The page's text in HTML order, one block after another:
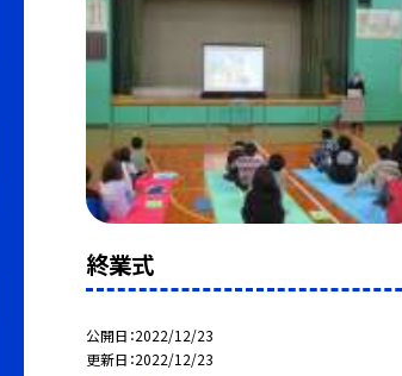
終業式
公開日 2022/12/23
更新日 2022/12/23